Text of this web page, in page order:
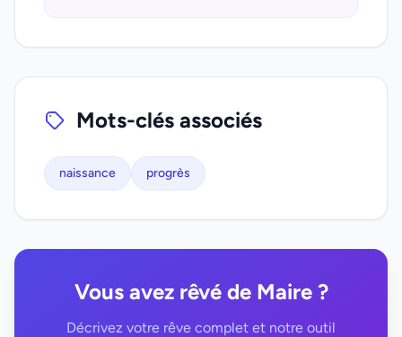
Mots-clés associés
naissance progrès
Vous avez rêvé de Maire ?
Décrivez votre rêve complet et notre outil